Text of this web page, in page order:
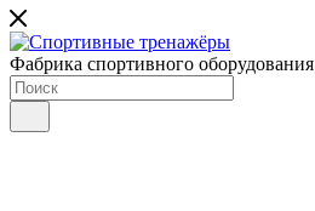
Фабрика спортивного оборудования